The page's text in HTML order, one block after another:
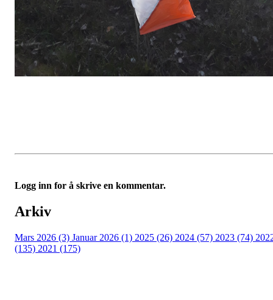
Logg inn for å skrive en kommentar.
Arkiv
Mars 2026 (3) Januar 2026 (1) 2025 (26) 2024 (57) 2023 (74)
(135) 2021 (175)